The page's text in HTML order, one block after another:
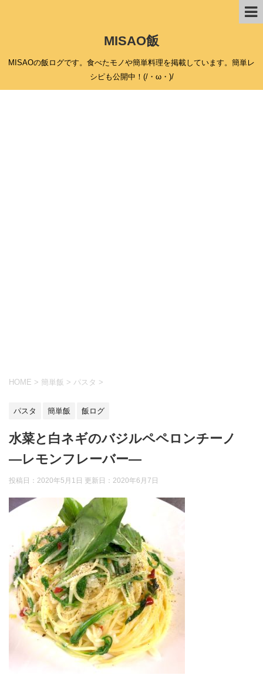
MISAO飯
MISAOの飯ログです。食べたモノや簡単料理を掲載しています。簡単レ
シピも公開中！(/・ω・)/
HOME > 簡単飯 > パスタ >
パスタ 簡単飯 飯ログ
水菜と白ネギのバジルペペロンチーノ
―レモンフレーバー―
投稿日：2020年5月1日 更新日： 2020年6月7日